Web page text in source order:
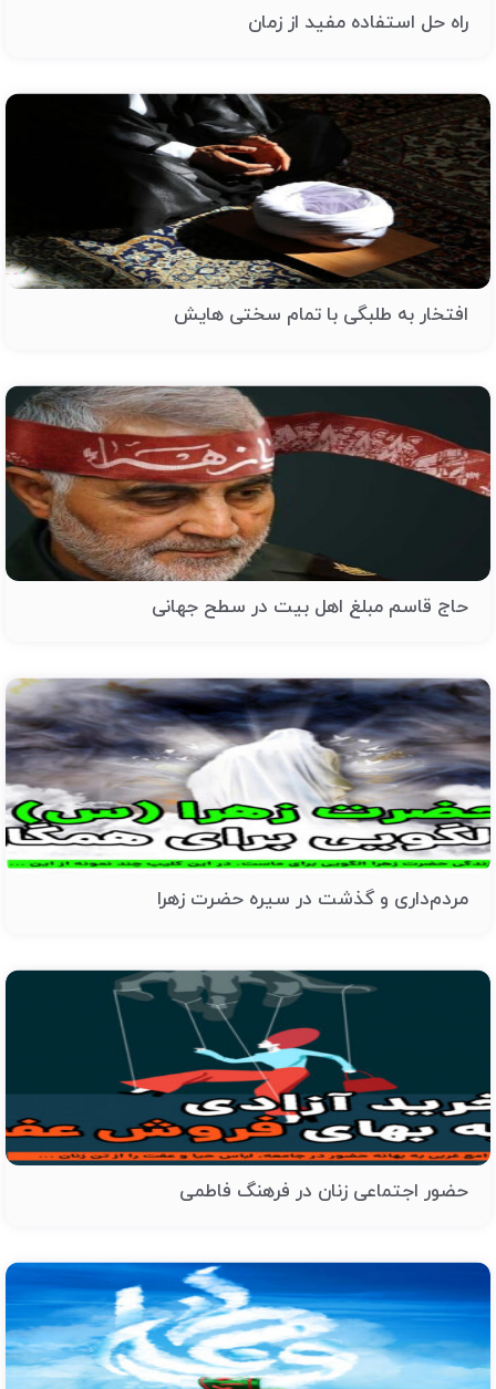
راه حل استفاده مفید از زمان
افتخار به طلبگی با تمام سختی هایش
حاج قاسم مبلغ اهل بیت در سطح جهانی
مردم‌داری و گذشت در سیره حضرت زهرا
حضور اجتماعی زنان در فرهنگ فاطمی